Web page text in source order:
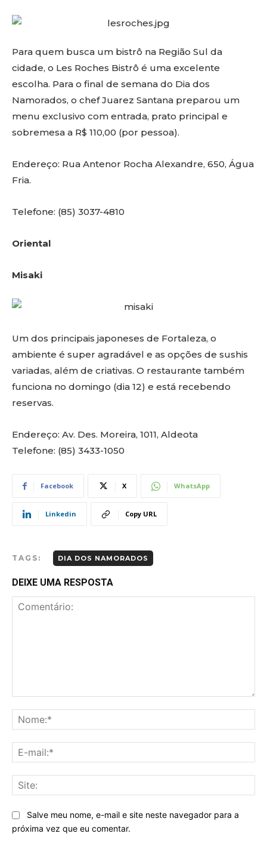
Para quem busca um bistrô na Região Sul da
cidade, o Les Roches Bistrô é uma excelente
escolha. Para o final de semana do Dia dos
Namorados, o chef Juarez Santana preparou um
menu exclusivo com entrada, prato principal e
sobremesa a R$ 110,00 (por pessoa).
Endereço: Rua Antenor Rocha Alexandre, 650, Água
Fria.
Telefone: (85) 3037-4810
Oriental
Misaki
Um dos principais japoneses de Fortaleza, o
ambiente é super agradável e as opções de sushis
variadas, além de criativas. O restaurante também
funciona no domingo (dia 12) e está recebendo
reservas.
Endereço: Av. Des. Moreira, 1011, Aldeota
Telefone: (85) 3433-1050
Facebook X WhatsApp
Linkedin Copy URL
TAGS: DIA DOS NAMORADOS
DEIXE UMA RESPOSTA
Salve meu nome, e-mail e site neste navegador para a
próxima vez que eu comentar.